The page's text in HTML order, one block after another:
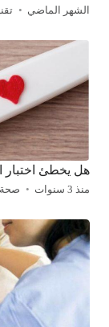
الشهر الماضي
هل يخطئ اختبار
منذ 3 سنوات صحة